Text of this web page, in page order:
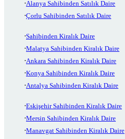
Alanya Sahibinden Satılık Daire
Çorlu Sahibinden Satılık Daire
Sahibinden Kiralık Daire
Malatya Sahibinden Kiralık Daire
Ankara Sahibinden Kiralık Daire
Konya Sahibinden Kiralık Daire
Antalya Sahibinden Kiralık Daire
Eskişehir Sahibinden Kiralık Daire
Mersin Sahibinden Kiralık Daire
Manavgat Sahibinden Kiralık Daire